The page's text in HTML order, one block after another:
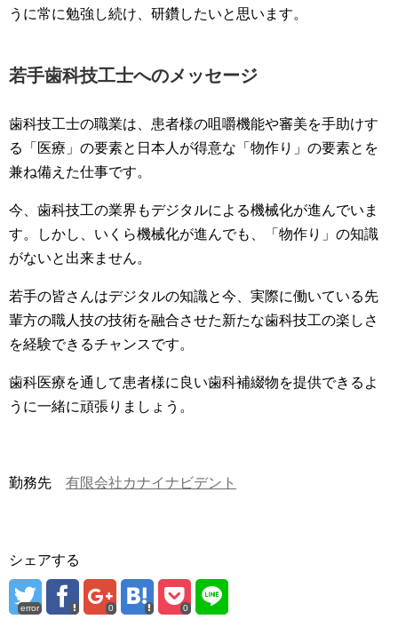
うに常に勉強し続け、研鑽したいと思います。
若手歯科技工士へのメッセージ
歯科技工士の職業は、患者様の咀嚼機能や審美を手助けす
る「医療」の要素と日本人が得意な「物作り」の要素とを
兼ね備えた仕事です。
今、歯科技工の業界もデジタルによる機械化が進んでいま
す。しかし、いくら機械化が進んでも、「物作り」の知識
がないと出来ません。
若手の皆さんはデジタルの知識と今、実際に働いている先
輩方の職人技の技術を融合させた新たな歯科技工の楽しさ
を経験できるチャンスです。
歯科医療を通して患者様に良い歯科補綴物を提供できるよ
うに一緒に頑張りましょう。
勤務先 有限会社カナイナビデント
シェアする
error 0 0